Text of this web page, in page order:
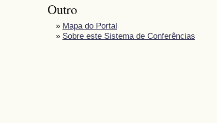
Outro
» Mapa do Portal
» Sobre este Sistema de Conferências